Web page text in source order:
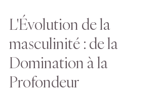
L'Évolution de la
masculinité : de la
Domination à la
Profondeur